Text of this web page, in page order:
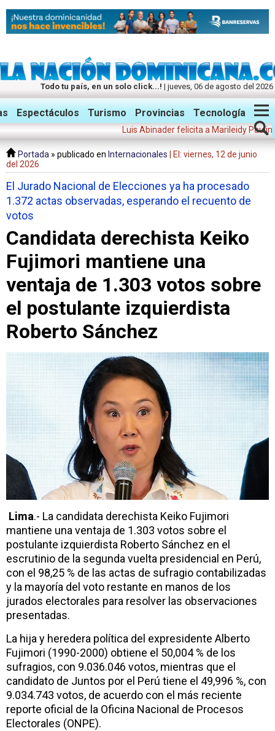
Todo tu país, en un solo click...! | jueves, 06 de agosto del 2026
Twitter Facebook Instagram
Espectáculos Turismo Provincias Tecnología
Luis Abinader felicita a Marileidy Paulino:
Portada » publicado en Internacionales
| El: viernes, 12 de junio
del 2026
El Jurado Nacional de Elecciones ya ha procesado
1.372 actas observadas, esperando el recuento de
votos
Candidata derechista Keiko
Fujimori mantiene una
ventaja de 1.303 votos sobre
el postulante izquierdista
Roberto Sánchez
Lima.- La candidata derechista Keiko Fujimori
mantiene una ventaja de 1.303 votos sobre el
postulante izquierdista Roberto Sánchez en el
escrutinio de la segunda vuelta presidencial en Perú,
con el 98,25 % de las actas de sufragio contabilizadas
y la mayoría del voto restante en manos de los
jurados electorales para resolver las observaciones
presentadas.
La hija y heredera política del expresidente Alberto
Fujimori (1990-2000) obtiene el 50,004 % de los
sufragios, con 9.036.046 votos, mientras que el
candidato de Juntos por el Perú tiene el 49,996 %, con
9.034.743 votos, de acuerdo con el más reciente
reporte oficial de la Oficina Nacional de Procesos
Electorales (ONPE).